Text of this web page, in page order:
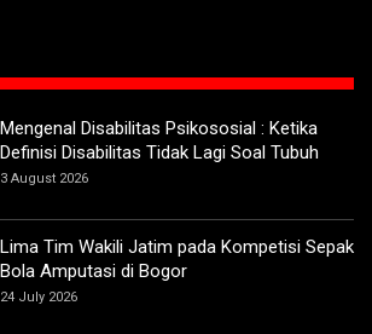
Mengenal Disabilitas Psikososial : Ketika
Definisi Disabilitas Tidak Lagi Soal Tubuh
3 August 2026
Lima Tim Wakili Jatim pada Kompetisi Sepak
Bola Amputasi di Bogor
24 July 2026